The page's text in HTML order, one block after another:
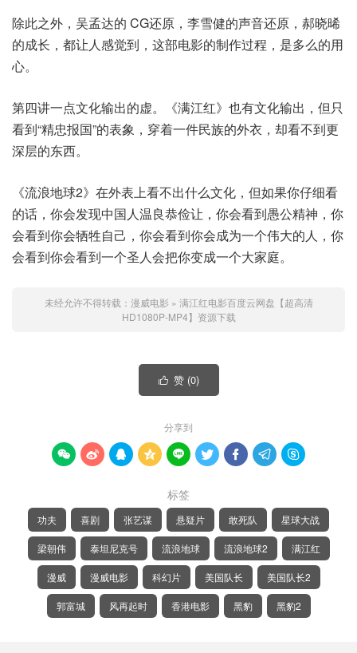
除此之外，吴孟达的 CG还原，李雪健的声音还原，郝晓晞
的成长，都让人感觉到，这部电影的制作过程，是多么的用
心。
第四讲一点文化输出的虚。《满江红》也有文化输出，但只
看到“精忠报国”的表象，穿着一件民族的外衣，却看不到更
深层的东西。
《流浪地球2》在外表上看不出什么文化，但如果你仔细看
的话，你会发现中国人温良恭俭让，你会看到愚公精神，你
会看到你会牺牲自己，你会看到你会成为一个伟大的人，你
会看到你会看到一个圣人会把你变成一个大家庭。
未经允许不得转载： 漫威电影 » 满江红电影百度云网盘【超高清
HD1080P-MP4】资源下载
 赞 (0)
分享到
        
标签
功夫 喜剧 张艺谋 悬疑片 敢死队 星球大战
梁朝伟 泰坦尼克号 流浪地球 流浪地球2 满江红
漫威 漫威电影 科幻片 美国队长 美国队长2
郭富城 风再起时 香港电影 黑豹 黑豹2